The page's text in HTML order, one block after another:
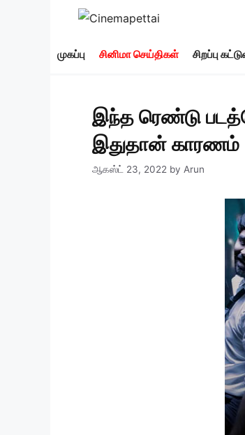
முகப்பு சினிமா செய்திகள் சிறப்பு
இந்த ரெண்டு
இதுதான் காரணம்
ஆகஸ்ட் 23, 2022 by Arun